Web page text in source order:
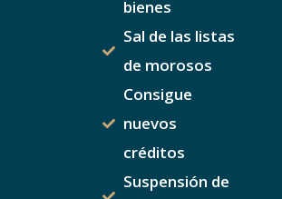
bienes
Sal de las listas
de morosos
Consigue
nuevos
créditos
Suspensión de